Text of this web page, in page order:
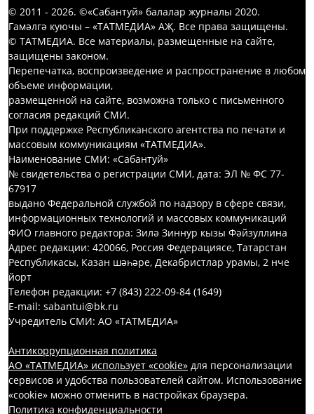
© 2011 - 2026. ©«Сабантуй» балалар журналы 2020.
Гамәлгә куючы – «ТАТМЕДИА» АҖ. Все права защищены.
© ТАТМЕДИА. Все материалы, размещенные на сайте,
защищены законом.
Перепечатка, воспроизведение и распространение в любом
объеме информации,
размещенной на сайте, возможна только с письменного
согласия редакций СМИ.
При поддержке Республиканского агентства по печати и
массовым коммуникациям «ТАТМЕДИА».
Наименование СМИ: «Сабантуй»
№ свидетельства о регистрации СМИ, дата: ЭЛ № ФС 77-
67917
выдано Федеральной службой по надзору в сфере связи,
информационных технологий и массовых коммуникаций
ФИО главного редактора: Зилә Зиннур кызы Фәйзуллина
Адрес редакции: 420066, Россия Федерациясе, Татарстан
Республикасы, Казан шәһәре, Декабристлар урамы, 2 нче
йорт
Телефон редакции: +7 (843) 222-09-84 (1649)
E-mail: sabantui@bk.ru
Учредитель СМИ: АО «ТАТМЕДИА»
Антикоррупционная политика
АО «ТАТМЕДИА» использует «cookie» для персонализации
сервисов и удобства пользователей сайтом. Использование
«cookie» можно отменить в настройках браузера.
Политика конфиденциальности